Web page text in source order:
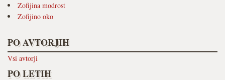
Zofijina modrost
Zofijino oko
PO AVTORJIH
Vsi avtorji
PO LETIH